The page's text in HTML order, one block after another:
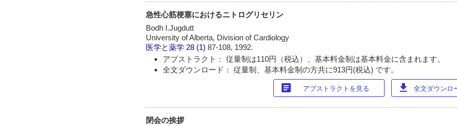
急性心筋梗塞におけるニトログリセリン
Bodh I.Jugdutt
University of Alberta, Division of Cardiology
医学と薬学 28 (1)87-108, 1992.
アブストラクト： 従量制は110円（税込）、基本料金制は基本料金に含まれます。
全文ダウンロード： 従量制、基本料金制の方共に913円(税込) です。
article アブストラクトを見る download 全文ダウンロ
閉会の挨拶